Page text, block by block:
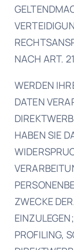
NACH ART.
WERDEN
DATEN
HABEN SIE
ZWECKE
PROFILING,